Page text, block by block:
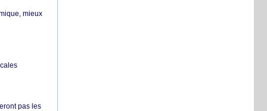
mieux
pas les